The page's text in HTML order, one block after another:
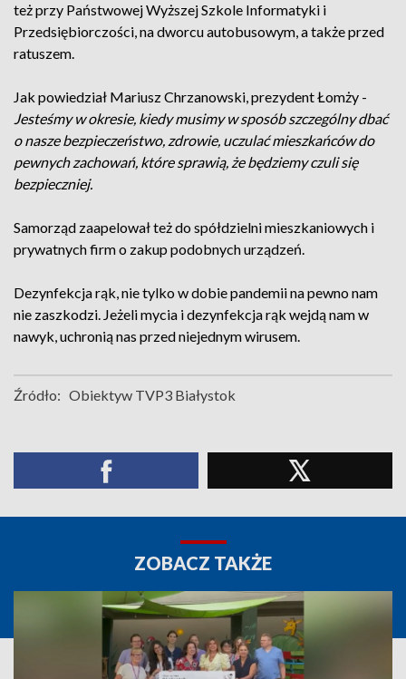
też przy Państwowej Wyższej Szkole Informatyki i
Przedsiębiorczości, na dworcu autobusowym, a także przed
ratuszem.
Jak powiedział Mariusz Chrzanowski, prezydent Łomży -
Jesteśmy w okresie, kiedy musimy w sposób szczególny dbać
o nasze bezpieczeństwo, zdrowie, uczulać mieszkańców do
pewnych zachowań, które sprawią, że będziemy czuli się
bezpieczniej.
Samorząd zaapelował też do spółdzielni mieszkaniowych i
prywatnych firm o zakup podobnych urządzeń.
Dezynfekcja rąk, nie tylko w dobie pandemii na pewno nam
nie zaszkodzi. Jeżeli mycia i dezynfekcja rąk wejdą nam w
nawyk, uchronią nas przed niejednym wirusem.
Źródło: Obiektyw TVP3 Białystok
ZOBACZ TAKŻE